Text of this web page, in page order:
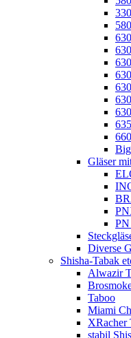
Gläser
PN
Diverse
Shisha-Tabak
Alwazir
Taboo
Miami
XRacher
stabil